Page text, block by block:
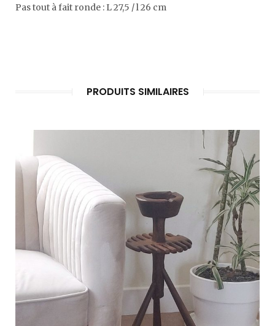
Pas tout à fait ronde : L 27,5 / l 26 cm
PRODUITS SIMILAIRES